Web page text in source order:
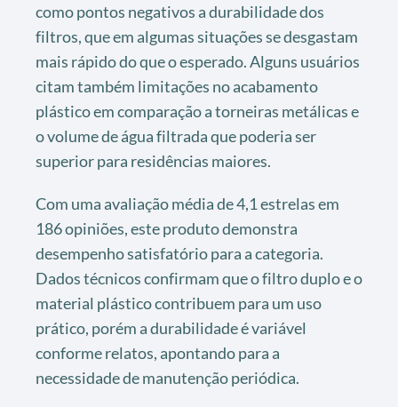
como pontos negativos a durabilidade dos
filtros, que em algumas situações se desgastam
mais rápido do que o esperado. Alguns usuários
citam também limitações no acabamento
plástico em comparação a torneiras metálicas e
o volume de água filtrada que poderia ser
superior para residências maiores.
Com uma avaliação média de 4,1 estrelas em
186 opiniões, este produto demonstra
desempenho satisfatório para a categoria.
Dados técnicos confirmam que o filtro duplo e o
material plástico contribuem para um uso
prático, porém a durabilidade é variável
conforme relatos, apontando para a
necessidade de manutenção periódica.